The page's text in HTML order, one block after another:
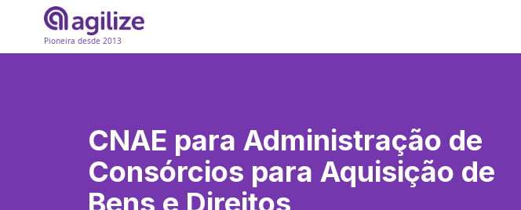
Pioneira desde 2013
CNAE para Administração de
Consórcios para Aquisição de
Bens e Direitos